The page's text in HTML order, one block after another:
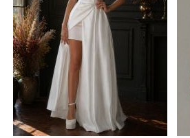
Нарядная накидка на руки
к платьям